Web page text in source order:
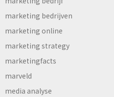
marketing bedrijven
marketing online
marketing strategy
marketingfacts
marveld
media analyse